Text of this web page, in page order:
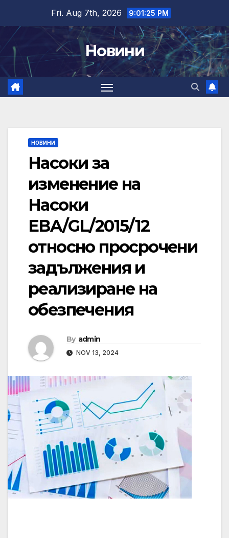
content
Fri. Aug 7th, 2026 9:01:26 PM
Новини
НОВИНИ
Насоки за
изменение на
Насоки
EBA/GL/2015/12
относно просрочени
задължения и
реализиране на
обезпечения
By admin
NOV 13, 2024